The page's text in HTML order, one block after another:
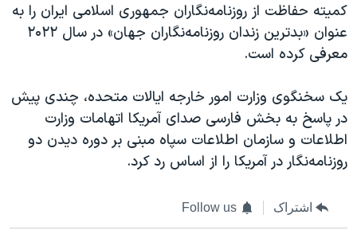
کمیته حفاظت از روزنامه‌نگاران جمهوری اسلامی ایران را به
عنوان «بدترین زندان روزنامه‌نگاران جهان» در سال ۲۰۲۲
معرفی کرده است.
یک سخنگوی وزارت امور خارجه ایالات متحده، چندی پیش
در پاسخ به بخش فارسی صدای آمریکا اتهامات وزارت
اطلاعات و سازمان اطلاعات سپاه مبنی بر دوره‌ دیدن دو
روزنامه‌نگار در آمریکا را از اساس رد کرد.
اشتراک Follow us